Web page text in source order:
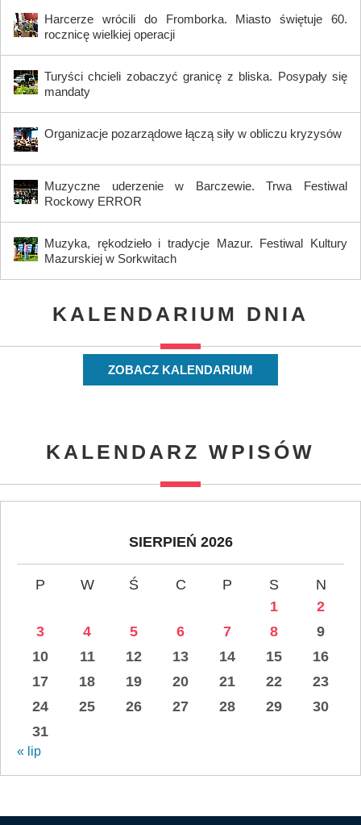
Harcerze wrócili do Fromborka. Miasto świętuje 60.
rocznicę wielkiej operacji
Turyści chcieli zobaczyć granicę z bliska. Posypały się
mandaty
Organizacje pozarządowe łączą siły w obliczu kryzysów
Muzyczne uderzenie w Barczewie. Trwa Festiwal
Rockowy ERROR
Muzyka, rękodzieło i tradycje Mazur. Festiwal Kultury
Mazurskiej w Sorkwitach
KALENDARIUM DNIA
ZOBACZ KALENDARIUM
KALENDARZ WPISÓW
SIERPIEŃ 2026
P W Ś C P S
N
1
2
3
4 5 6 7 8
9
10
11 12 13 14 15
16
17
18 19 20 21 22
23
24
25 26 27 28 29
30
31
« lip